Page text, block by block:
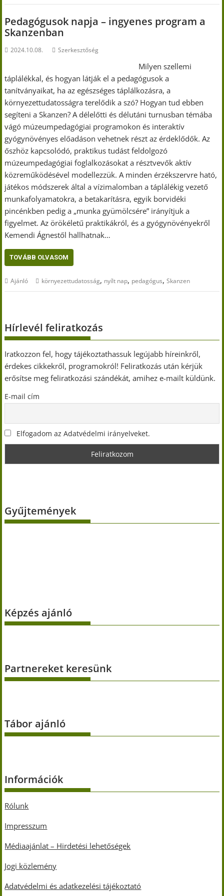
Pedagógusok napja – ingyenes program a
Skanzenban
2024.10.08. Szerkesztőség
Milyen szellemi
táplálékkal, és hogyan látják el a pedagógusok a
tanítványaikat, ha az egészséges táplálkozásra, a
környezettudatosságra terelődik a szó? Hogyan tud ebben
segíteni a Skanzen? A délelőtti és délutáni turnusban témába
vágó múzeumpedagógiai programokon és interaktív
gyógynövényes előadáson vehetnek részt az érdeklődők. Az
őszhöz kapcsolódó, praktikus tudást feldolgozó
múzeumpedagógiai foglalkozásokat a résztvevők aktív
közreműködésével modellezzük. A minden érzékszervre ható,
játékos módszerek által a vízimalomban a táplálékig vezető
munkafolyamatokra, a betakarításra, egyik borvidéki
pincénkben pedig a „munka gyümölcsére” irányítjuk a
figyelmet. Az örökéletű praktikákról, és a gyógynövényekről
Kemendi Ágnestől hallhatnak…
TOVÁBB OLVASOM
Ajánló környezettudatosság, nyílt nap, pedagógus,Skanzen
Hírlevél feliratkozás
Iratkozzon fel, hogy tájékoztathassuk legújabb híreinkről,
érdekes cikkekről, programokról! Feliratkozás után kérjük
erősítse meg feliratkozási szándékát, amihez e-mailt küldünk.
E-mail cím
Elfogadom az Adatvédelmi irányelveket.
Gyűjtemények
Képzés ajánló
Partnereket keresünk
Tábor ajánló
Információk
Rólunk
Impresszum
Médiaajánlat – Hirdetési lehetőségek
Jogi közlemény
Adatvédelmi és adatkezelési tájékoztató